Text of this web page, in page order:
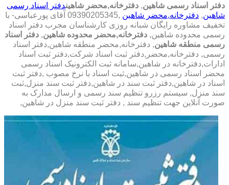
دفتر اسناد رسمی شاهین, دفترخانه,محضر شاهیندفتر اسناد رسمی
شاهین, دفترخانه,محضر شاهین
,09390205345 آقای پورعباسی- با
تخفیف مشاوره رايگان شبانه روزی کارشناسان مجرب دفتر اسناد
رسمی محدوده شاهین, دفترخانه,محضر محدوده شاهین, دفتر اسناد
رسمی منطقه شاهین, دفترخانه,محضر منطقه شاهین,دفتر اسناد
رسمی, دفترخانه,محضر,دفتر ثبت اسناد شرکت,دفتر ثبت اسناد
ادارات,دفترخانه در شاهین,سامانه ثبت الکترونیک اسناد رسمی
محضر اسناد رسمی در شاهین,ثبت اسناد با نرخ مصوب ,دفتر ثبت
اسناد در شاهین,دفتر ثبت سند در شاهین,دفتر ثبت سند منزل,ثبت
سند منزل, سیستم رزرو تنظیم سند رسمی و ارسال مدارک به
صورت آنلاین جهت تنظیم سند , دفتر ثبت سند منزل در شاهین,